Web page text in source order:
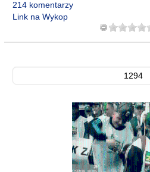
214 komentarzy
Link na Wykop
1294